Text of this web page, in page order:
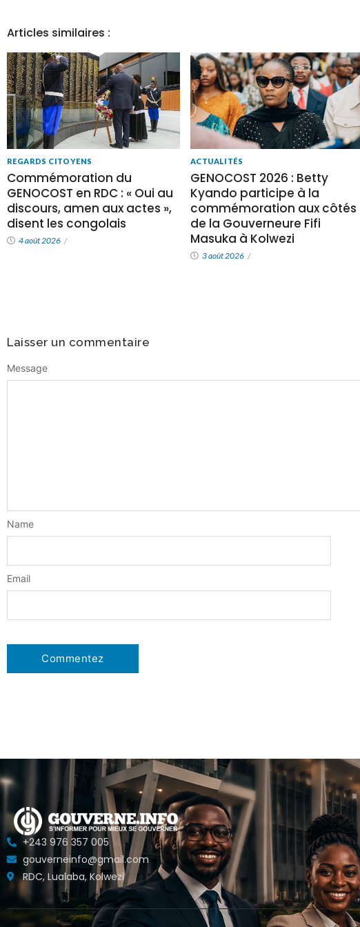
Articles similaires :
REGARDS CITOYENS
Commémoration du
GENOCOST en RDC : « Oui au
discours, amen aux actes »,
disent les congolais
4 août 2026 /
ACTUALITÉS
GENOCOST 2026 : Betty
Kyando participe à la
commémoration aux côtés
de la Gouverneure Fifi
Masuka à Kolwezi
3 août 2026 /
Laisser un commentaire
Message
Name
Email
+243 976 357 005
gouverneinfo@gmail.com
RDC, Lualaba, Kolwezi